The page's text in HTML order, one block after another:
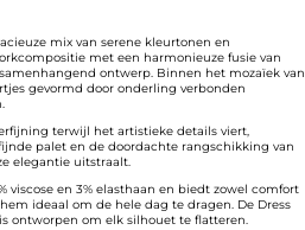
mix van serene kleurtonen en
met een harmonieuze fusie van
ontwerp. Binnen het mozaïek van
gevormd door onderling verbonden
terwijl het artistieke details viert,
palet en de doordachte rangschikking van
elegantie uitstraalt.
viscose en 3% elasthaan en biedt zowel comfort
ideaal om de hele dag te dragen. De Dress
is ontworpen om elk silhouet te flatteren.